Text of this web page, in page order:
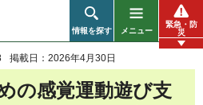
情報を探す メニュー
緊急・防
災
掲載日：2026年4月30日
の感覚運動遊び支